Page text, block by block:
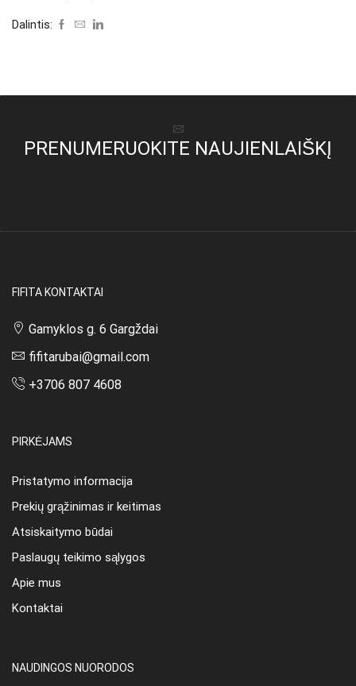
Dalintis:
PRENUMERUOKITE NAUJIENLAIŠKĮ
FIFITA KONTAKTAI
Gamyklos g. 6 Gargždai
fifitarubai@gmail.com
+3706 807 4608
PIRKĖJAMS
Pristatymo informacija
Prekių grąžinimas ir keitimas
Atsiskaitymo būdai
Paslaugų teikimo sąlygos
Apie mus
Kontaktai
NAUDINGOS NUORODOS